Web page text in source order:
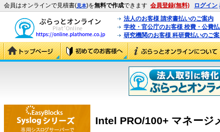
会員はオンラインで見積書(見本)を無料で作成できます 会員登録(無料) ログイン
法人のお客様 請求書払いのご案内
学校・官公庁のお客様 校費・公費
研究機関のお客様 科研費払いのご
Intel PRO/100+ マネージ